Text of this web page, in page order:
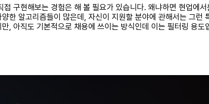
구현해보는 경험은 해 볼 필요가 있습니다. 왜냐하면 현업에
한 알고리즘들이 많은데, 자신이 지원할 분야에 관해서는 그
, 아직도 기본적으로 채용에 쓰이는 방식인데 이는 필터링 용